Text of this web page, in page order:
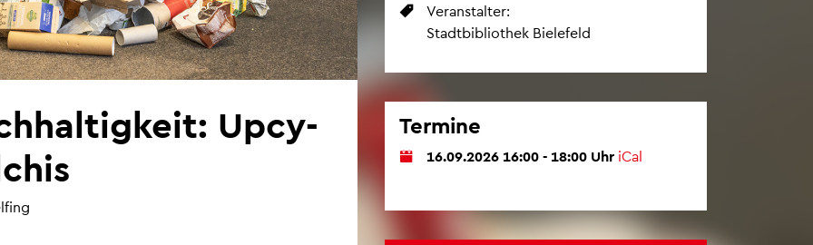
Up­cy­
Ver­an­stal­ter:
Stadt­bi­blio­thek Bie­le­feld
Ter­mi­ne
16.09.2026 16:00 - 18:00 Uhr iCal